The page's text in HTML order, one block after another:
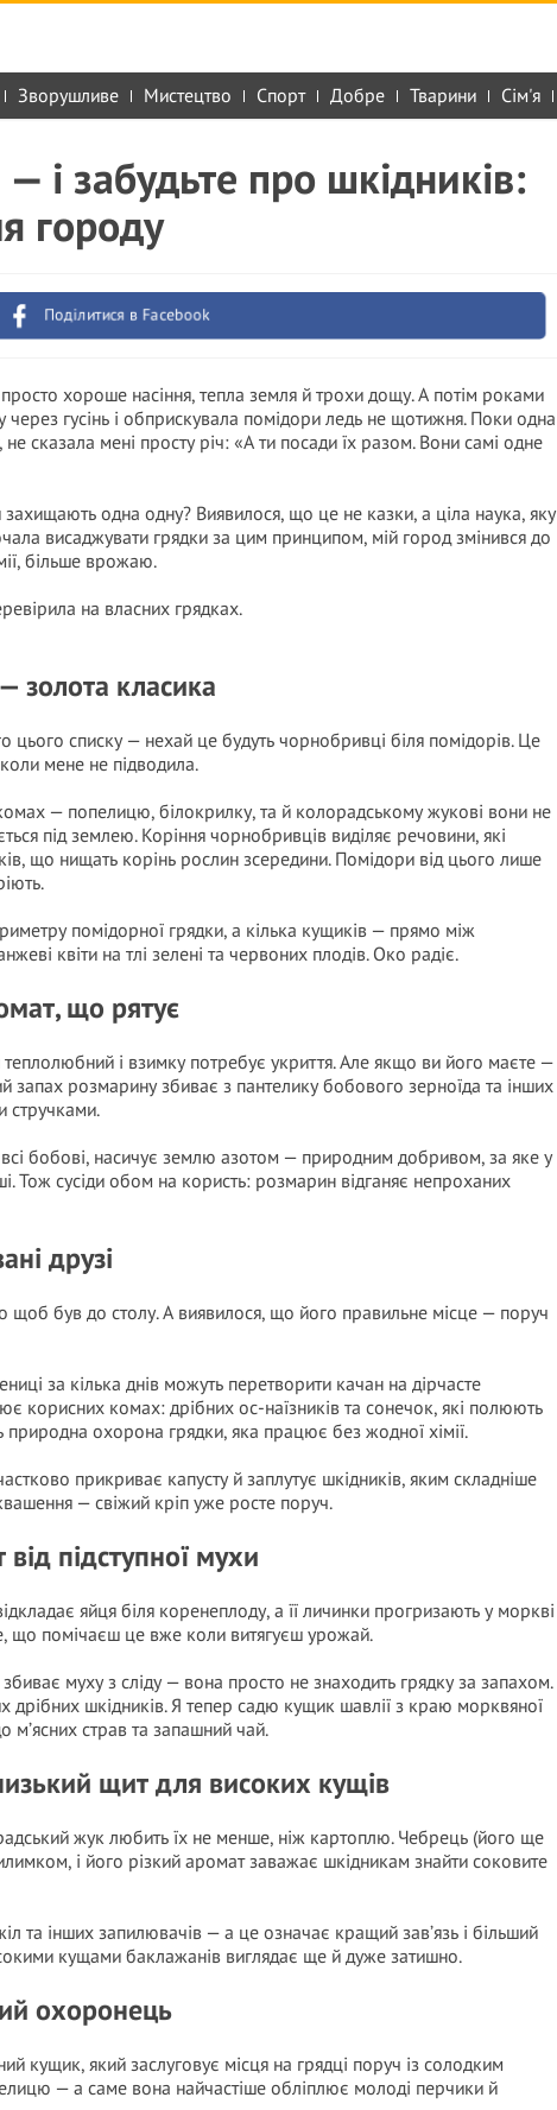
Зворушливе Мистецтво Спорт Добре Тварини Сім'я
і забудьте про шкідників:
городу
Поділитися в Facebook
хороше насіння, тепла земля й трохи дощу. А потім роками
гусінь і обприскувала помідори ледь не щотижня. Поки одна
сказала мені просту річ: «А ти посади їх разом. Вони самі одне
одна одну? Виявилося, що це не казки, а ціла наука, яку
висаджувати грядки за цим принципом, мій город змінився до
більше врожаю.
на власних грядках.
золота класика
списку — нехай це будуть чорнобривці біля помідорів. Це
мене не підводила.
— попелицю, білокрилку, та й колорадському жукові вони не
під землею. Коріння чорнобривців виділяє речовини, які
що нищать корінь рослин зсередини. Помідори від цього лише
помідорної грядки, а кілька кущиків — прямо між
квіти на тлі зелені та червоних плодів. Око радіє.
що рятує
і взимку потребує укриття. Але якщо ви його маєте —
запах розмарину збиває з пантелику бобового зерноїда та інших
стручками.
бобові, насичує землю азотом — природним добривом, за яке у
Тож сусіди обом на користь: розмарин відганяє непроханих
друзі
щоб був до столу. А виявилося, що його правильне місце — поруч
за кілька днів можуть перетворити качан на дірчасте
корисних комах: дрібних ос-наїзників та сонечок, які полюють
охорона грядки, яка працює без жодної хімії.
прикриває капусту й заплутує шкідників, яким складніше
— свіжий кріп уже росте поруч.
підступної мухи
яйця біля коренеплоду, а її личинки прогризають у моркві
що помічаєш це вже коли витягуєш урожай.
муху з сліду — вона просто не знаходить грядку за запахом.
шкідників. Я тепер садю кущик шавлії з краю морквяної
страв та запашний чай.
щит для високих кущів
жук любить їх не менше, ніж картоплю. Чебрець (його ще
і його різкий аромат заважає шкідникам знайти соковите
та інших запилювачів — а це означає кращий зав’язь і більший
кущами баклажанів виглядає ще й дуже затишно.
охоронець
кущик, який заслуговує місця на грядці поруч із солодким
— а саме вона найчастіше обліплює молоді перчики й